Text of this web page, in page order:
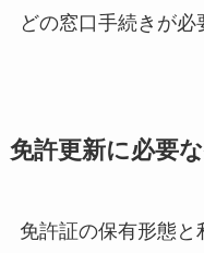
どの窓口手続きが必
免許更新に必要
免許証の保有形態